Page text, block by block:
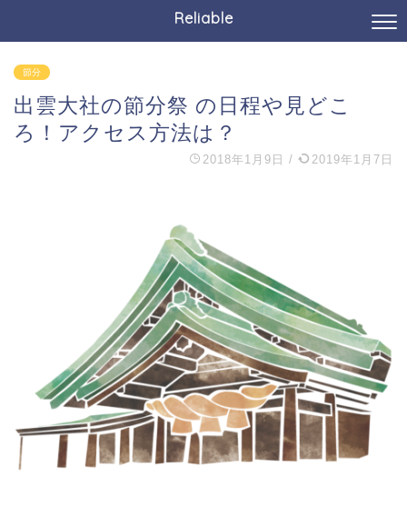
Reliable
節分
出雲大社の節分祭 の日程や見どこ
ろ！アクセス方法は？
2018年1月9日 / 2019年1月7日